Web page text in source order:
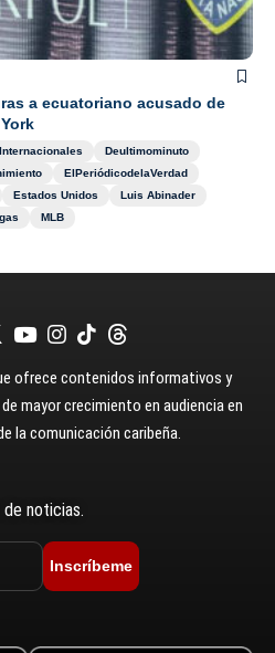
a ecuatoriano acusado de
Internacionales
Deultimominuto
ElPeriódicodelaVerdad
Estados Unidos
Luis Abinader
MLB
ofrece contenidos informativos y
mayor crecimiento en audiencia en
la comunicación caribeña.
noticias.
Inscríbeme